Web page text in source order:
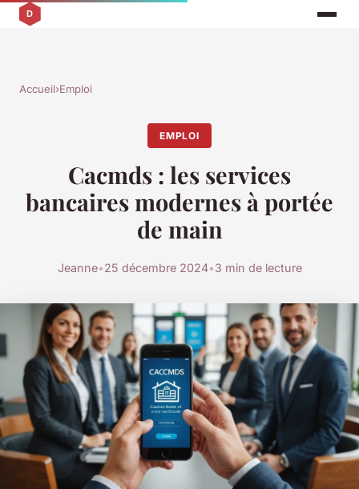
Accueil›Emploi
EMPLOI
Cacmds : les services
bancaires modernes à portée
de main
Jeanne•25 décembre 2024•3 min de lecture